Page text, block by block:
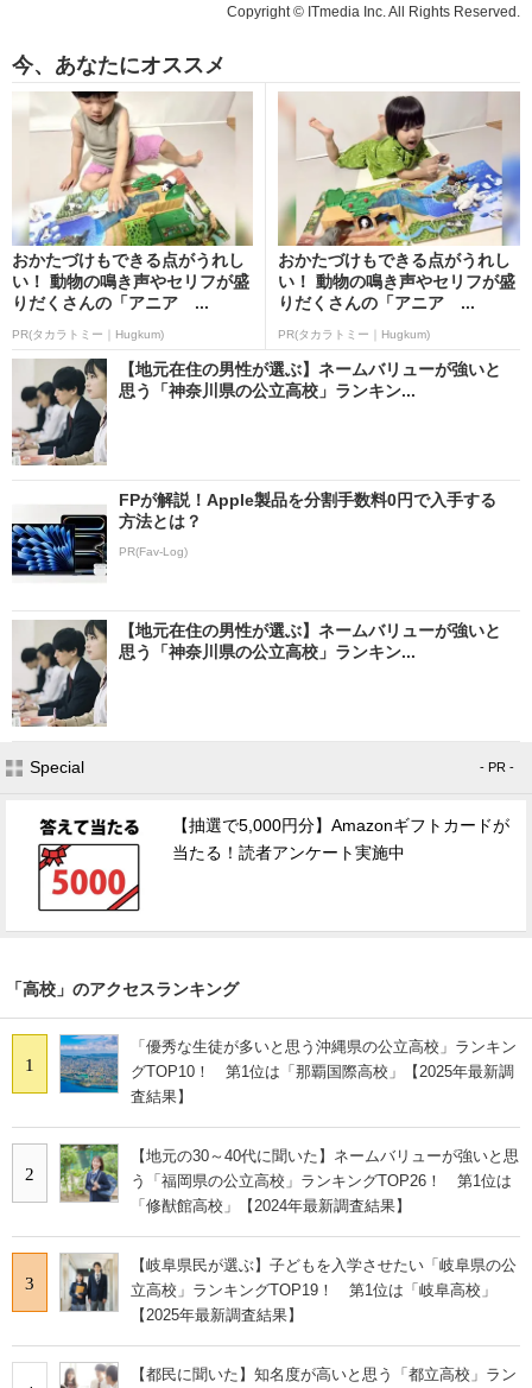
Copyright © ITmedia Inc. All Rights Reserved.
今、あなたにオススメ
おかたづけもできる点がうれし
い！ 動物の鳴き声やセリフが盛
りだくさんの「アニア ...
PR(タカラトミー｜Hugkum)
おかたづけもできる点がうれし
い！ 動物の鳴き声やセリフが盛
りだくさんの「アニア ...
PR(タカラトミー｜Hugkum)
【地元在住の男性が選ぶ】ネームバリューが強いと
思う「神奈川県の公立高校」ランキン...
FPが解説！Apple製品を分割手数料0円で入手する
方法とは？
PR(Fav-Log)
【地元在住の男性が選ぶ】ネームバリューが強いと
思う「神奈川県の公立高校」ランキン...
Special - PR -
【抽選で5,000円分】Amazonギフトカードが
当たる！読者アンケート実施中
「高校」のアクセスランキング
1
「優秀な生徒が多いと思う沖縄県の公立高校」ランキン
グTOP10！ 第1位は「那覇国際高校」【2025年最新調
査結果】
2
【地元の30～40代に聞いた】ネームバリューが強いと思
う「福岡県の公立高校」ランキングTOP26！ 第1位は
「修猷館高校」【2024年最新調査結果】
3
【岐阜県民が選ぶ】子どもを入学させたい「岐阜県の公
立高校」ランキングTOP19！ 第1位は「岐阜高校」
【2025年最新調査結果】
【都民に聞いた】知名度が高いと思う「都立高校」ラン